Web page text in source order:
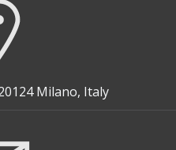
Milano, Italy